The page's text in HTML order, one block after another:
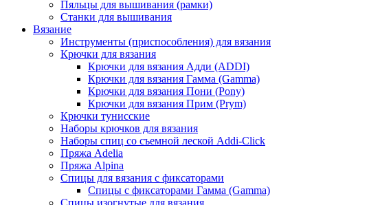
Пяльцы для вышивания (рамки)
Станки для вышивания
Вязание
Инструменты (приспособления) для вязания
Крючки для вязания
Крючки для вязания Адди (ADDI)
Крючки для вязания Гамма (Gamma)
Крючки для вязания Пони (Pony)
Крючки для вязания Прим (Prym)
Крючки тунисские
Наборы крючков для вязания
Наборы спиц со съемной леской Addi-Click
Пряжа Adelia
Пряжа Alpina
Спицы для вязания с фиксаторами
Спицы с фиксаторами Гамма (Gamma)
Спицы изогнутые для вязания